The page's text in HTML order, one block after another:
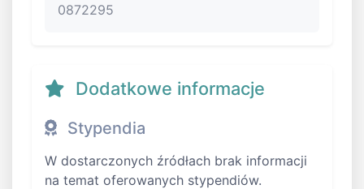
0872295
Dodatkowe informacje
Stypendia
W dostarczonych źródłach brak informacji
na temat oferowanych stypendiów.